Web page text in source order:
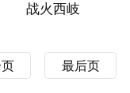
，被困在一家偏远
prepared to protect
战火西岐
最后页